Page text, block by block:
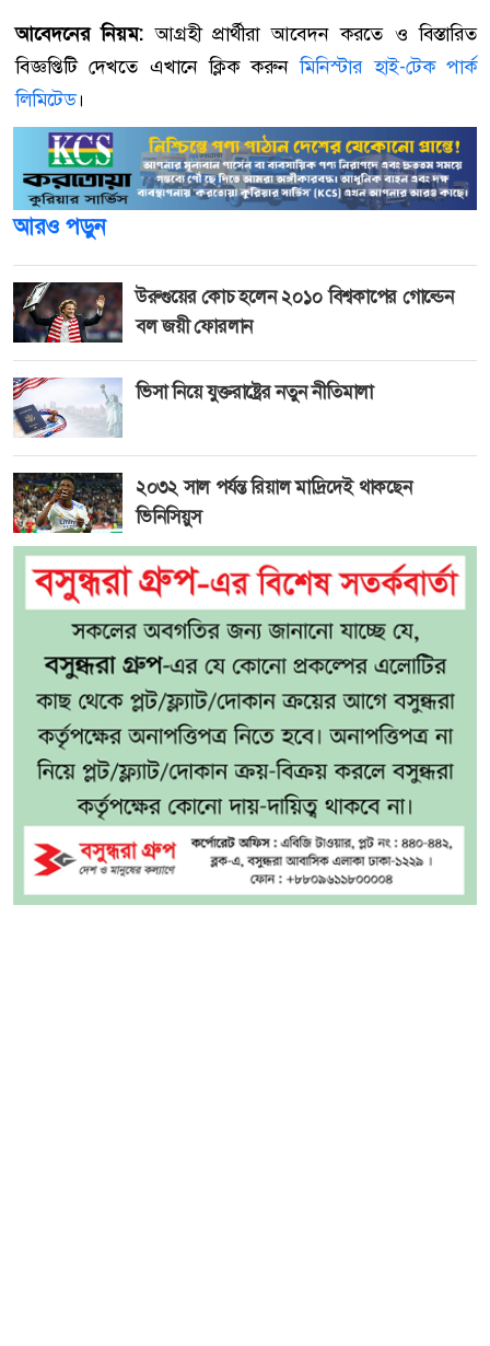
আবেদনের নিয়ম: আগ্রহী প্রার্থীরা আবেদন করতে ও বিস্তারিত
বিজ্ঞপ্তিটি দেখতে এখানে ক্লিক করুনমিনিস্টার হাই-টেক পার্ক
লিমিটেড।
আরও পড়ুন
উরুগুয়ের কোচ হলেন ২০১০ বিশ্বকাপের গোল্ডেন
বল জয়ী ফোরলান
ভিসা নিয়ে যুক্তরাষ্ট্রের নতুন নীতিমালা
২০৩২ সাল পর্যন্ত রিয়াল মাদ্রিদেই থাকছেন
ভিনিসিয়ুস